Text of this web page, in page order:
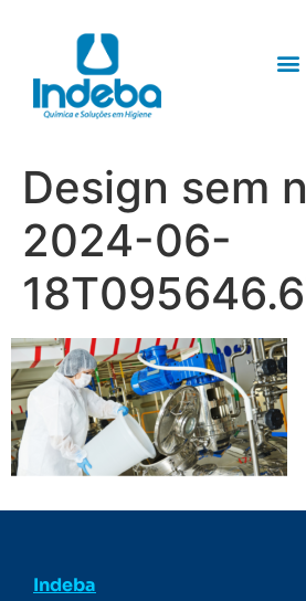
Design sem
2024-06-
Indeba